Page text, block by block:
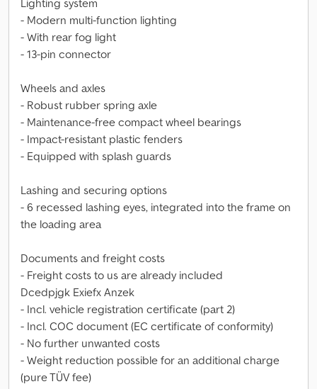
Lighting system
- Modern multi-function lighting
- With rear fog light
- 13-pin connector
Wheels and axles
- Robust rubber spring axle
- Maintenance-free compact wheel bearings
- Impact-resistant plastic fenders
- Equipped with splash guards
Lashing and securing options
- 6 recessed lashing eyes, integrated into the frame on
the loading area
Documents and freight costs
- Freight costs to us are already included
Dcedpjgk Exiefx Anzek
- Incl. vehicle registration certificate (part 2)
- Incl. COC document (EC certificate of conformity)
- No further unwanted costs
- Weight reduction possible for an additional charge
(pure TÜV fee)